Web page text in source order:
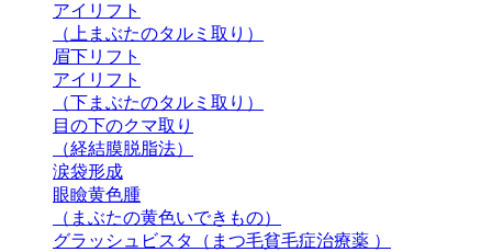
アイリフト
（上まぶたのタルミ取り）
眉下リフト
アイリフト
（下まぶたのタルミ取り）
目の下のクマ取り
（経結膜脱脂法）
涙袋形成
眼瞼黄色腫
（まぶたの黄色いできもの）
グラッシュビスタ（まつ毛貧毛症治療薬 ）